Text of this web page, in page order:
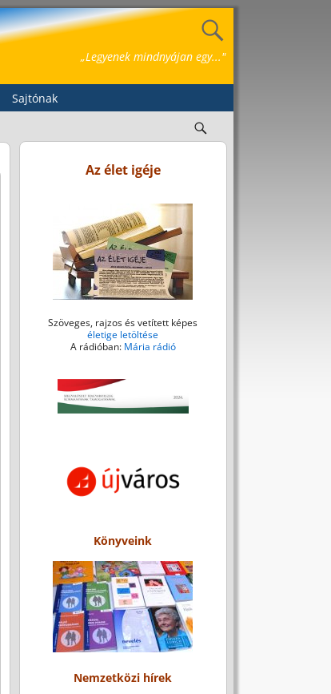
„Legyenek mindnyájan egy..."
Sajtónak
Az élet igéje
Szöveges, rajzos és vetített képes
életige letöltése
A rádióban: Mária rádió
Könyveink
Nemzetközi hírek